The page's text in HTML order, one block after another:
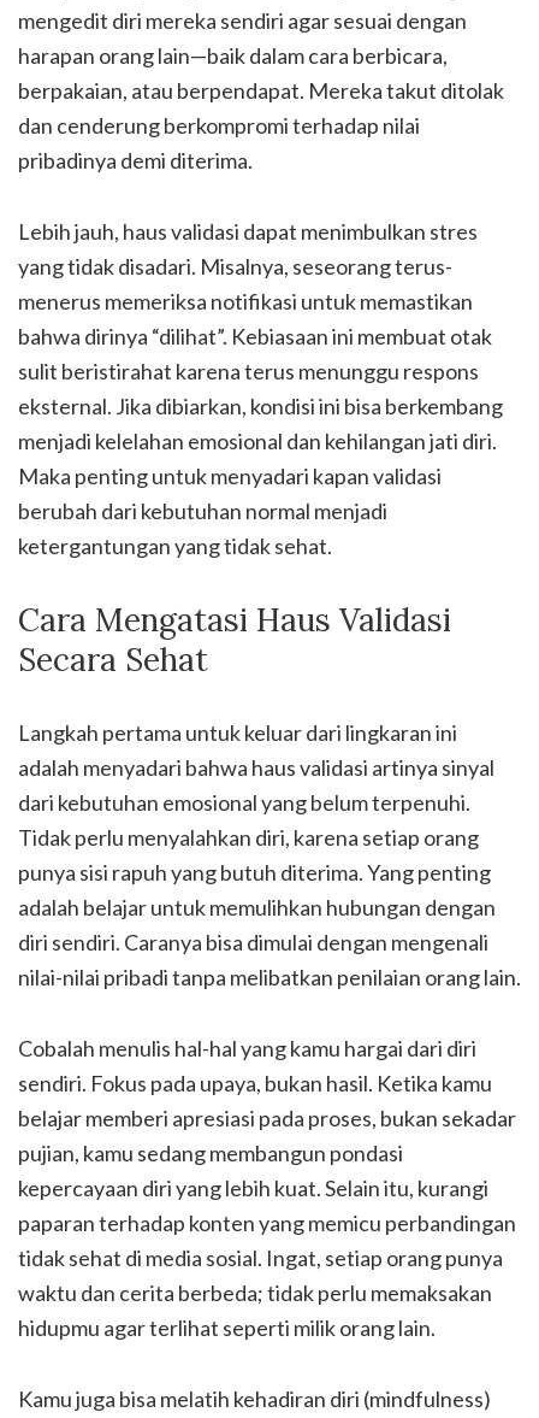
mengedit diri mereka sendiri agar sesuai dengan
harapan orang lain—baik dalam cara berbicara,
berpakaian, atau berpendapat. Mereka takut ditolak
dan cenderung berkompromi terhadap nilai
pribadinya demi diterima.
Lebih jauh, haus validasi dapat menimbulkan stres
yang tidak disadari. Misalnya, seseorang terus-
menerus memeriksa notifikasi untuk memastikan
bahwa dirinya “dilihat”. Kebiasaan ini membuat otak
sulit beristirahat karena terus menunggu respons
eksternal. Jika dibiarkan, kondisi ini bisa berkembang
menjadi kelelahan emosional dan kehilangan jati diri.
Maka penting untuk menyadari kapan validasi
berubah dari kebutuhan normal menjadi
ketergantungan yang tidak sehat.
Cara Mengatasi Haus Validasi
Secara Sehat
Langkah pertama untuk keluar dari lingkaran ini
adalah menyadari bahwa haus validasi artinya sinyal
dari kebutuhan emosional yang belum terpenuhi.
Tidak perlu menyalahkan diri, karena setiap orang
punya sisi rapuh yang butuh diterima. Yang penting
adalah belajar untuk memulihkan hubungan dengan
diri sendiri. Caranya bisa dimulai dengan mengenali
nilai-nilai pribadi tanpa melibatkan penilaian orang lain.
Cobalah menulis hal-hal yang kamu hargai dari diri
sendiri. Fokus pada upaya, bukan hasil. Ketika kamu
belajar memberi apresiasi pada proses, bukan sekadar
pujian, kamu sedang membangun pondasi
kepercayaan diri yang lebih kuat. Selain itu, kurangi
paparan terhadap konten yang memicu perbandingan
tidak sehat di media sosial. Ingat, setiap orang punya
waktu dan cerita berbeda; tidak perlu memaksakan
hidupmu agar terlihat seperti milik orang lain.
Kamu juga bisa melatih kehadiran diri (mindfulness)